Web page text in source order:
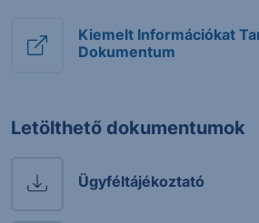
Kiemelt Információkat
Dokumentum
Letölthető dokumentumok
Ügyféltájékoztató